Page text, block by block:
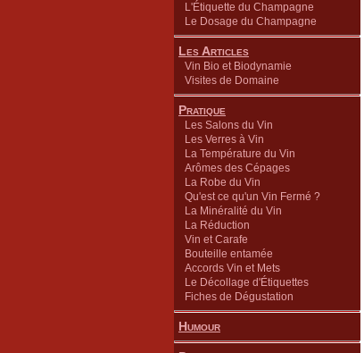
L'Étiquette du Champagne
Le Dosage du Champagne
Les Articles
Vin Bio et Biodynamie
Visites de Domaine
Pratique
Les Salons du Vin
Les Verres à Vin
La Température du Vin
Arômes des Cépages
La Robe du Vin
Qu'est ce qu'un Vin Fermé ?
La Minéralité du Vin
La Réduction
Vin et Carafe
Bouteille entamée
Accords Vin et Mets
Le Décollage d'Étiquettes
Fiches de Dégustation
Humour